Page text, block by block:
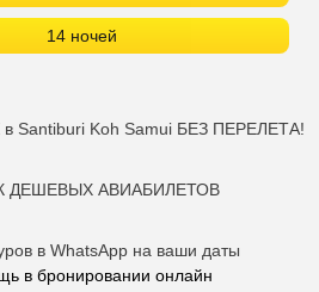
14 ночей
Santiburi Koh Samui БЕЗ ПЕРЕЛЕТА!
ДЕШЕВЫХ АВИАБИЛЕТОВ
в WhatsApp на ваши даты
в бронировании онлайн